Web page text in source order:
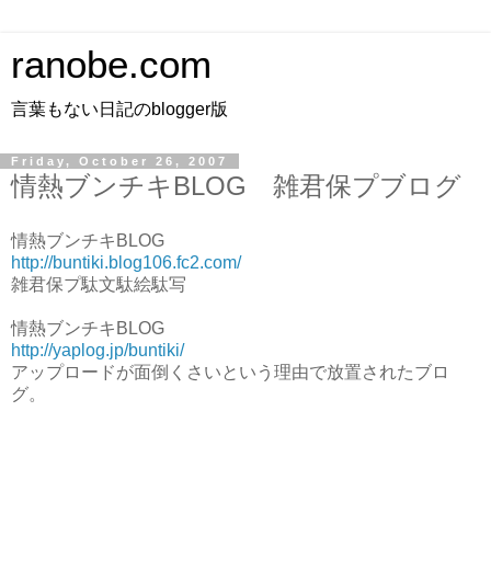
ranobe.com
言葉もない日記のblogger版
Friday, October 26, 2007
情熱ブンチキBLOG 雑君保プブログ
情熱ブンチキBLOG
http://buntiki.blog106.fc2.com/
雑君保プ駄文駄絵駄写
情熱ブンチキBLOG
http://yaplog.jp/buntiki/
アップロードが面倒くさいという理由で放置されたブロ
グ。